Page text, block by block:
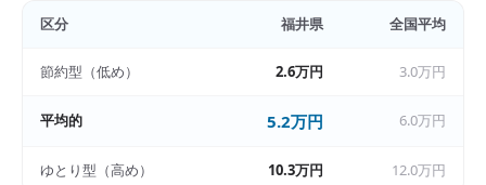
区分 福井県 全国平均
節約型（低め） 2.6万円 3.0万円
平均的 5.2万円 6.0万円
ゆとり型（高め） 10.3万円 12.0万円